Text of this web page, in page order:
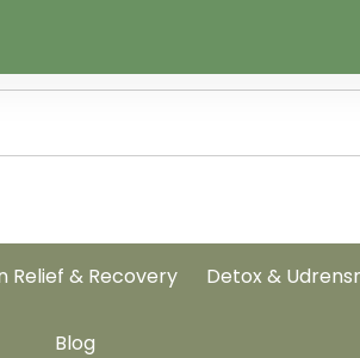
Relief & Recovery Detox &
Blog